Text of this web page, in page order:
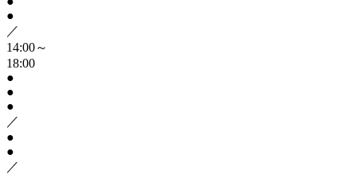
●
／
14:00～
18:00
●
●
●
／
●
●
／